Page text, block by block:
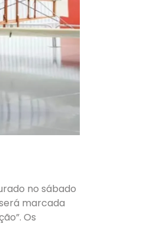
no sábado
marcada
Os